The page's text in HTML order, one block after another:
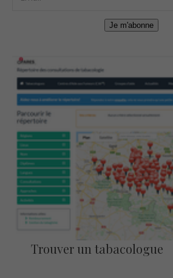
Je m'abonne
Trouver un tabacologue